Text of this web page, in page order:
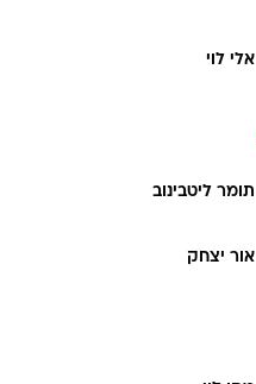
אלי לוי
תומר ליטבינוב
אור יצחק